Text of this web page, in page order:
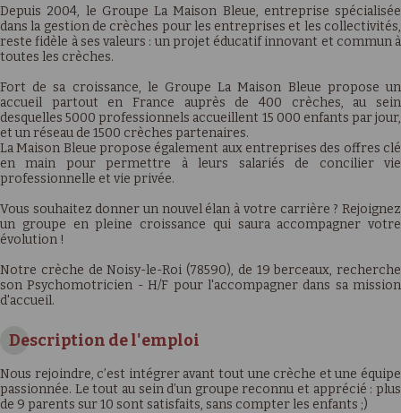
Depuis 2004, le Groupe La Maison Bleue, entreprise spécialisée
dans la gestion de crèches pour les entreprises et les collectivités,
reste fidèle à ses valeurs : un projet éducatif innovant et commun à
toutes les crèches.
Fort de sa croissance, le Groupe La Maison Bleue propose un
accueil partout en France auprès de 400 crèches, au sein
desquelles 5000 professionnels accueillent 15 000 enfants par jour,
et un réseau de 1500 crèches partenaires.
La Maison Bleue propose également aux entreprises des offres clé
en main pour permettre à leurs salariés de concilier vie
professionnelle et vie privée.
Vous souhaitez donner un nouvel élan à votre carrière ? Rejoignez
un groupe en pleine croissance qui saura accompagner votre
évolution !
Notre crèche de Noisy-le-Roi (78590), de 19 berceaux, recherche
son Psychomotricien - H/F pour l'accompagner dans sa mission
d'accueil.
Description de l'emploi
Nous rejoindre, c’est intégrer avant tout une crèche et une équipe
passionnée. Le tout au sein d’un groupe reconnu et apprécié : plus
de 9 parents sur 10 sont satisfaits, sans compter les enfants ;)